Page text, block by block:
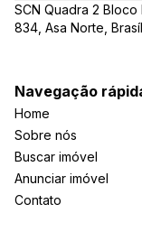
SCN Quadra 2
834, Asa Norte,
Navegação
Home
Sobre nós
Buscar imóvel
Anunciar imóvel
Contato